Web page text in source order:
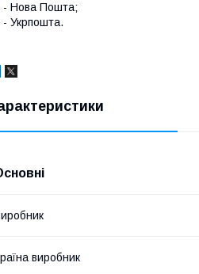
- Нова Пошта;
- Укрпошта.
виробник